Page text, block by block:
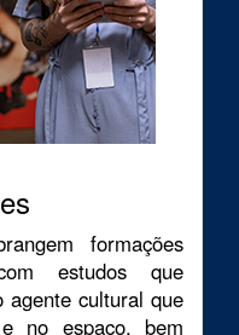
formações
estudos que
agente cultural que
no espaço, bem